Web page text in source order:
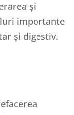
și
importante
și digestiv.